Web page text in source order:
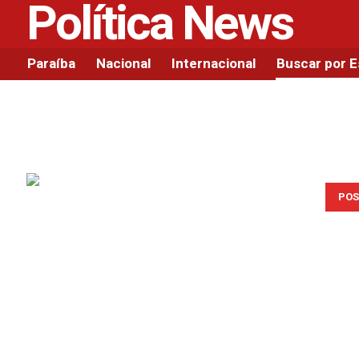
Política News
Paraíba Nacional Internacional Buscar por